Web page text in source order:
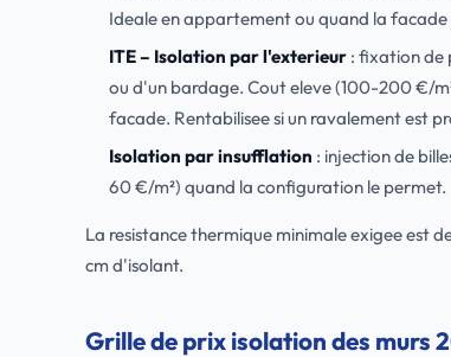
Ideale en appartement ou quand la
ITE – Isolation par l'exterieur: fixation de
ou d'un bardage. Cout eleve (100-200 €/
facade. Rentabilisee si un ravalement est
Isolation par insufflation : injection de
60 €/m²) quand la configuration le permet.
La resistance thermique minimale exigee est
cm d'isolant.
Grille de prix isolation des murs